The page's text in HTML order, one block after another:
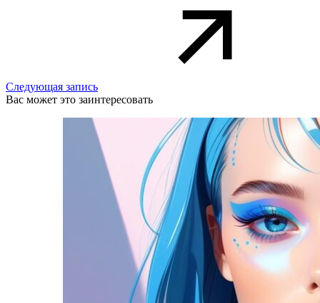
Следующая запись
Вас может это заинтересовать